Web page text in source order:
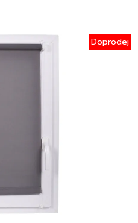
Doprodej